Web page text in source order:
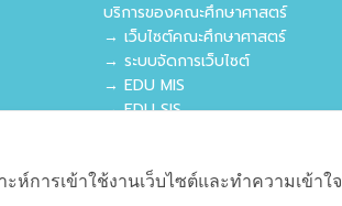
บริการของคณะศึกษาศาสตร์
→ เว็บไซต์คณะศึกษาศาสตร์
→ ระบบจัดการเว็บไซต์
→ EDU MIS
→ EDU SIS
การเข้าใช้งานเว็บไซต์และทำความเข้าใจ